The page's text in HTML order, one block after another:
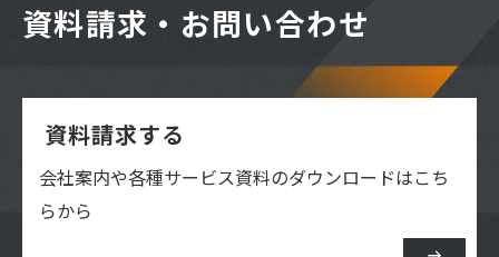
資料請求・お問い合わせ
資料請求する
会社案内や各種サービス資料のダウンロードはこち
らから